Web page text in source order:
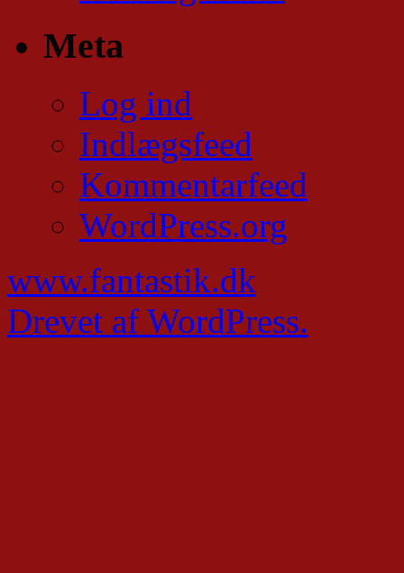
Meta
Log ind
Indlægsfeed
Kommentarfeed
WordPress.org
www.fantastik.dk
Drevet af WordPress.